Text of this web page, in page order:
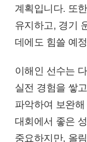
계획입니다. 또
유지하고, 경기
데에도 힘쓸 예
이해인 선수는
실전 경험을 쌓
파악하여 보완
대회에서 좋은
중요하지만, 올